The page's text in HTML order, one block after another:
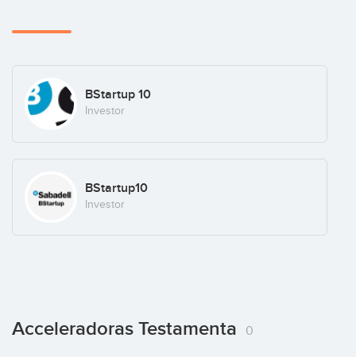
BStartup 10
Investor
BStartup10
Investor
Acceleradoras Testamenta 0